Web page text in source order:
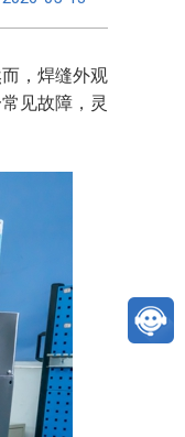
，焊缝外观
见故障，灵